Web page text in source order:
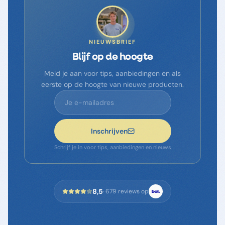
NIEUWSBRIEF
Blijf op de hoogte
Meld je aan voor tips, aanbiedingen en als
eerste op de hoogte van nieuwe producten.
Inschrijven
Schrijf je in voor tips, aanbiedingen en nieuws
8,5·679 reviews op